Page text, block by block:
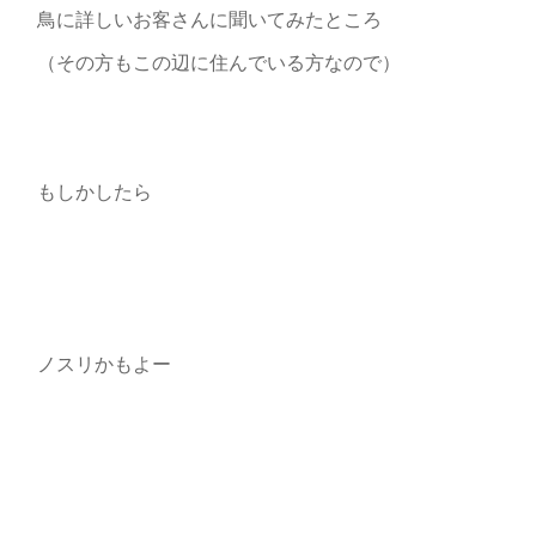
鳥に詳しいお客さんに聞いてみたところ
（その方もこの辺に住んでいる方なので）
もしかしたら
ノスリかもよー